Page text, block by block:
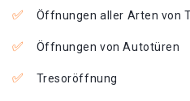
Öffnungen aller Arten von
Öffnungen von Autotüren
Tresoröffnung